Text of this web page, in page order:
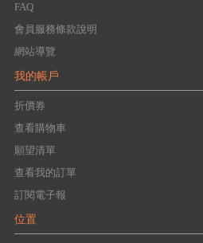
FAQ
會員服務條款說明
網站導覽
我的帳戶
折價券
查看購物車
願望清單
查看我的訂單
訂閱電子報
位置